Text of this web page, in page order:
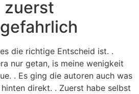
zuerst
die richtige Entscheid ist. .
nur getan, is meine wenigkeit
. Es ging die autoren auch was
direkt. . Zuerst habe selbst